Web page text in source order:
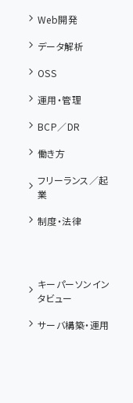
Web開発
データ解析
OSS
運用・管理
BCP／DR
働き方
フリーランス／起
業
制度・法律
キーパーソンイン
タビュー
サーバ構築・運用